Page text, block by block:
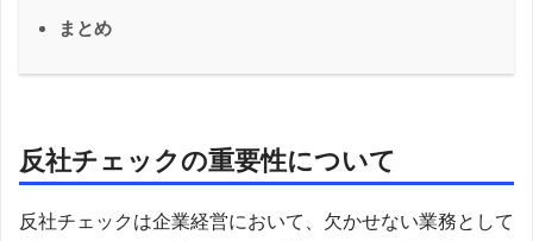
まとめ
反社チェックの重要性について
反社チェックは企業経営において、欠かせない業務として